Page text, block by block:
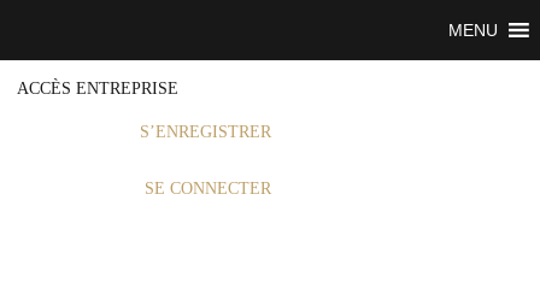
ACCÈS ENTREPRISE
S’ENREGISTRER
SE CONNECTER
MENU